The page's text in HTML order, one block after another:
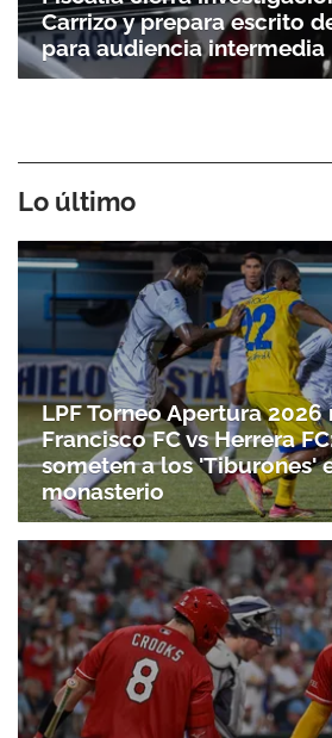
Gracias por suscribirte a
Carrizo y prepara escrito
para audiencia intermedia
Lo último
LPF Torneo Apertura
Francisco FC vs Herrera
someten a los 'Tiburones'
monasterio